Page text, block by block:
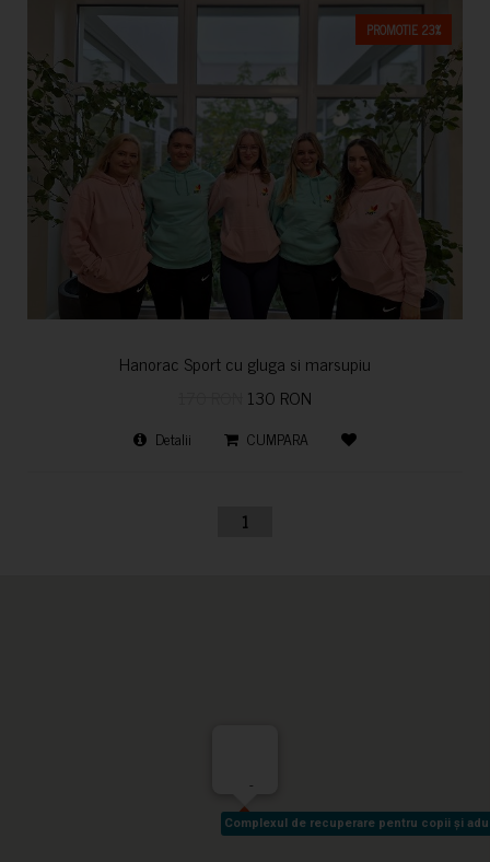
PROMOTIE 23%
Hanorac Sport cu gluga si marsupiu
130 RON
Detalii CUMPARA
1
Complexul de recuperare pentru copii și
Complexul de recuperare pentru copii și
-